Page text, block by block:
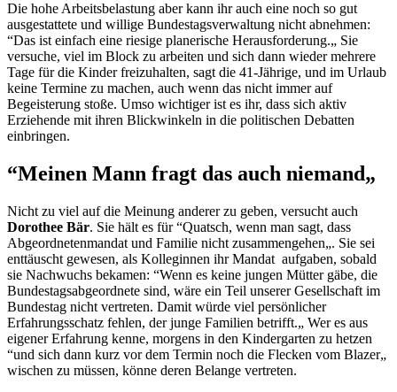
Die hohe Arbeitsbelastung aber kann ihr auch eine noch so gut
ausgestattete und willige Bundestagsverwaltung nicht abnehmen:
“Das ist einfach eine riesige planerische Herausforderung.„ Sie
versuche, viel im Block zu arbeiten und sich dann wieder mehrere
Tage für die Kinder freizuhalten, sagt die 41-Jährige, und im Urlaub
keine Termine zu machen, auch wenn das nicht immer auf
Begeisterung stoße. Umso wichtiger ist es ihr, dass sich aktiv
Erziehende mit ihren Blickwinkeln in die politischen Debatten
einbringen.
“Meinen Mann fragt das auch niemand„
Nicht zu viel auf die Meinung anderer zu geben, versucht auch
Dorothee Bär. Sie hält es für “Quatsch, wenn man sagt, dass
Abgeordnetenmandat und Familie nicht zusammengehen„. Sie sei
enttäuscht gewesen, als Kolleginnen ihr Mandat aufgaben, sobald
sie Nachwuchs bekamen: “Wenn es keine jungen Mütter gäbe, die
Bundestagsabgeordnete sind, wäre ein Teil unserer Gesellschaft im
Bundestag nicht vertreten. Damit würde viel persönlicher
Erfahrungsschatz fehlen, der junge Familien betrifft.„ Wer es aus
eigener Erfahrung kenne, morgens in den Kindergarten zu hetzen
“und sich dann kurz vor dem Termin noch die Flecken vom Blazer„
wischen zu müssen, könne deren Belange vertreten.